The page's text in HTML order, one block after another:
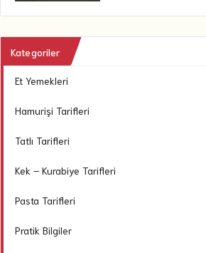
Kategoriler
Et Yemekleri
Hamurişi Tarifleri
Tatlı Tarifleri
Kek – Kurabiye Tarifleri
Pasta Tarifleri
Pratik Bilgiler